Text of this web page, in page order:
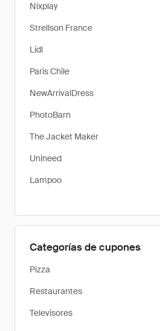
Nixplay
Strellson France
Lidl
Paris Chile
NewArrivalDress
PhotoBarn
The Jacket Maker
Unineed
Lampoo
Categorías de cupones
Pizza
Restaurantes
Televisores